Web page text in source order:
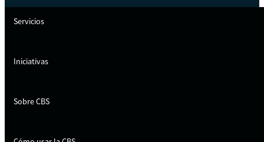
Servicios
Iniciativas
Sobre CBS